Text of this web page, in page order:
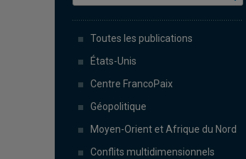
Toutes les publications
États-Unis
Centre FrancoPaix
Géopolitique
Moyen-Orient et Afrique du Nord
Conflits multidimensionnels